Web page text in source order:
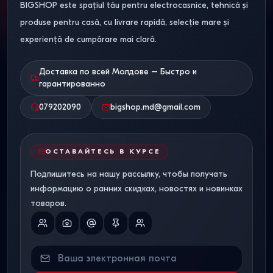
позвоночник анатомической поддержки.
Разница между
беспружинными системами
Анатомические блоки
независимых пружин
Основа современного ортопедического матраса —
блок независимых спиралей (плотность от 256 до 512
автономных пружин на один квадратный метр). Каждая
стальная пружина упакована в отдельный текстильный
чехол из спанбонда.
колебания. Когда один человек переворачивается во
BIGSHOP este spațiul tău pentru electrocasnice, tehnică și
produse pentru casă, cu livrare rapidă, selecție mare și
experiență de cumpărare mai clară.
Доставка по всей Молдове – Быстро и
гарантированно
079202090 bigshop.md@gmail.com
ОСТАВАЙТЕСЬ В КУРСЕ
Подпишитесь на нашу рассылку, чтобы получать
информацию о ранних скидках, новостях и новинках
товаров.